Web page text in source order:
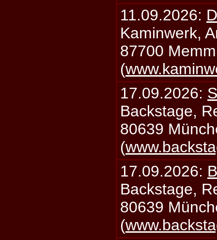
11.09.2026:
Kaminwerk,
87700
(
17.09.2026:
Backstage,
80639
(
17.09.2026:
Backstage,
80639
(